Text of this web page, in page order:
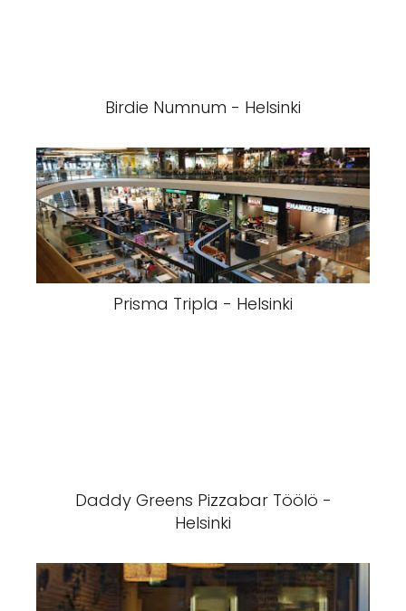
Birdie Numnum - Helsinki
Prisma Tripla - Helsinki
Daddy Greens Pizzabar Töölö -
Helsinki